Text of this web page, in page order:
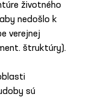
životného
nedošlo k
verejnej
štruktúry).
sú